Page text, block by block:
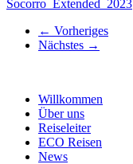
Socorro_Extended_2023
← Vorheriges
Nächstes →
Willkommen
Über uns
Reiseleiter
ECO Reisen
News